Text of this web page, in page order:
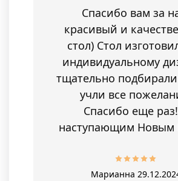
Спасибо вам за
красивый и
стол) Стол
индивидуальному
тщательно
учли все
Спасибо еще
наступающим Новым
Марианна